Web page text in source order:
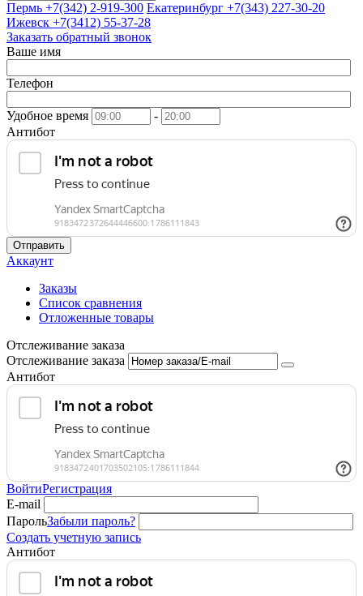
Пермь +7(342) 2-919-300 Екатеринбург +7(343) 227-30-20
Ижевск +7(3412) 55-37-28
Заказать обратный звонок
Ваше имя
Телефон
Удобное время
-
Антибот
Отправить
Аккаунт
Заказы
Список сравнения
Отложенные товары
Отслеживание заказа
Отслеживание заказа
Антибот
ВойтиРегистрация
E-mail
ПарольЗабыли пароль?
Создать учетную запись
Антибот